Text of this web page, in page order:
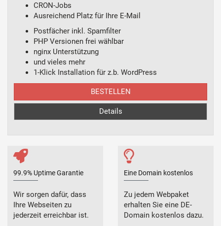
CRON-Jobs
Ausreichend Platz für Ihre E-Mail
Postfächer inkl. Spamfilter
PHP Versionen frei wählbar
nginx Unterstützung
und vieles mehr
1-Klick Installation für z.b. WordPress
BESTELLEN
Details
99.9% Uptime Garantie
Wir sorgen dafür, dass
Ihre Webseiten zu
jederzeit erreichbar ist.
Eine Domain kostenlos
Zu jedem Webpaket
erhalten Sie eine DE-
Domain kostenlos dazu.